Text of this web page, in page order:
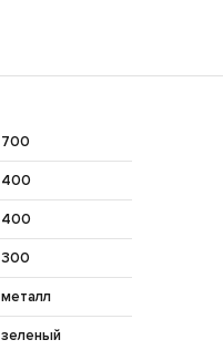
700
400
400
300
металл
зеленый